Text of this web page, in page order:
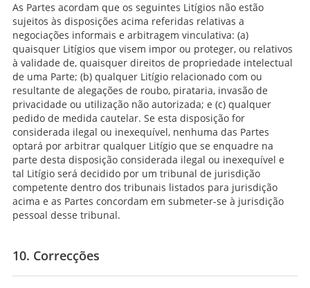
As Partes acordam que os seguintes Litígios não estão
sujeitos às disposições acima referidas relativas a
negociações informais e arbitragem vinculativa: (a)
quaisquer Litígios que visem impor ou proteger, ou relativos
à validade de, quaisquer direitos de propriedade intelectual
de uma Parte; (b) qualquer Litígio relacionado com ou
resultante de alegações de roubo, pirataria, invasão de
privacidade ou utilização não autorizada; e (c) qualquer
pedido de medida cautelar. Se esta disposição for
considerada ilegal ou inexequível, nenhuma das Partes
optará por arbitrar qualquer Litígio que se enquadre na
parte desta disposição considerada ilegal ou inexequível e
tal Litígio será decidido por um tribunal de jurisdição
competente dentro dos tribunais listados para jurisdição
acima e as Partes concordam em submeter-se à jurisdição
pessoal desse tribunal.
10. Correcções